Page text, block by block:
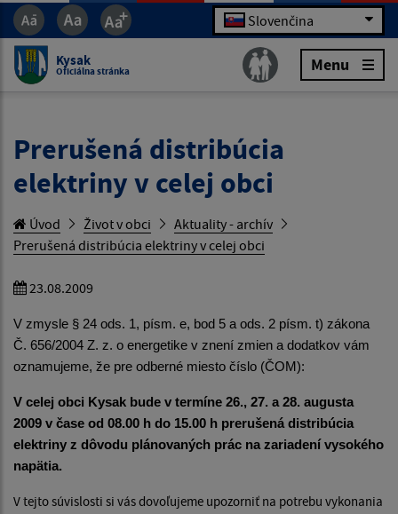
Slovenčina
Kysak
Oficiálna stránka Menu
Prerušená distribúcia
elektriny v celej obci
Úvod Život v obci
Aktuality - archív
Prerušená distribúcia elektriny v celej obci
23.08.2009
V zmysle § 24 ods. 1, písm. e, bod 5 a ods. 2 písm. t) zákona
Č. 656/2004 Z. z. o energetike v znení zmien a dodatkov vám
oznamujeme, že pre odberné miesto číslo (ČOM):
V celej obci Kysak bude v termíne 26., 27. a 28. augusta
2009 v čase od 08.00 h do 15.00 h prerušená distribúcia
elektriny z dôvodu plánovaných prác na zariadení vysokého
napätia.
V tejto súvislosti si vás dovoľujeme upozorniť na potrebu vykonania